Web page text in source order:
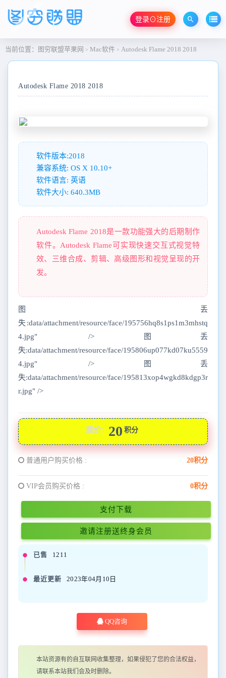
登录⊙注册
当前位置： 图穷联盟苹果网 > Mac软件 > Autodesk Flame 2018 2018
Autodesk Flame 2018 2018
软件版本:2018
兼容系统: OS X 10.10+
软件语言: 英语
软件大小: 640.3MB
Autodesk Flame 2018是一款功能强大的后期制作
软件。Autodesk Flame可实现快速交互式视觉特
效、三维合成、剪辑、高级图形和视觉呈现的开
发。
图丢
失:data/attachment/resource/face/195756hq8s1ps1m3mhstq
4.jpg" />图丢
失:data/attachment/resource/face/195806up077kd07ku5559
4.jpg" />图丢
失:data/attachment/resource/face/195813xop4wgkd8kdgp3r
r.jpg" />
原价： 20 积分
普通用户购买价格 : 20积分
VIP会员购买价格 : 0积分
支付下载
邀请注册送终身会员
已售 1211
最近更新 2023年04月10日
QQ咨询
本站资源有的自互联网收集整理，如果侵犯了您的合法权益，
请联系本站我们会及时删除。